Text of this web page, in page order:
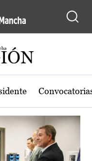
de Castilla-